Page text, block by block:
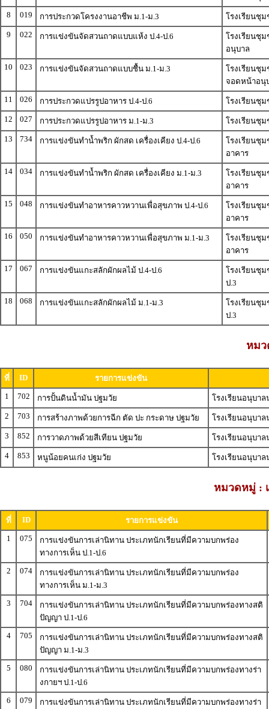
8
019 การประกวดโครงงานอาชีพ ม.1-ม.3
โรงเรียนชุ
9
022 การแข่งขันจัดสวนถาดแบบแห้ง ป.4-ป.6
โรงเรียนชุ
อนุบาล
10
023 การแข่งขันจัดสวนถาดแบบชื้น ม.1-ม.3
โรงเรียนชุ
จอดหน้าอนุ
11
026 การประกวดแปรรูปอาหาร ป.4-ป.6
โรงเรียนชุ
12
027 การประกวดแปรรูปอาหาร ม.1-ม.3
โรงเรียนชุ
13
734 การแข่งขันทำน้ำพริก ผักสด เครื่องเคียง ป.4-ป.6
โรงเรียนชุ
อาคาร
14
034 การแข่งขันทำน้ำพริก ผักสด เครื่องเคียง ม.1-ม.3
โรงเรียนชุ
อาคาร
15
048 การแข่งขันทำอาหารคาวหวานเพื่อสุขภาพ ป.4-ป.6
โรงเรียนชุ
อาคาร
16
050 การแข่งขันทำอาหารคาวหวานเพื่อสุขภาพ ม.1-ม.3
โรงเรียนชุ
อาคาร
17
067 การแข่งขันแกะสลักผักผลไม้ ป.4-ป.6
โรงเรียนชุ
ป.3
18
068 การแข่งขันแกะสลักผักผลไม้ ม.1-ม.3
โรงเรียนชุ
ป.3
หม
ที่ ID
รายการแข่งขัน
1
702 การปั้นดินน้ำมัน ปฐมวัย
โรงเรียนอนุบา
2
703 การสร้างภาพด้วยการฉีก ตัด ปะ กระดาษ ปฐมวัย
โรงเรียนอนุบา
3
852 การวาดภาพด้วยสีเทียน ปฐมวัย
โรงเรียนอนุบา
4
853 หนูน้อยคนเก่ง ปฐมวัย โรงเรียนอนุบา
หมวดหมู่ :
ที่ ID
รายการแข่งขัน
1
075
การแข่งขันการเล่านิทาน ประเภทนักเรียนที่มีความบกพร่อง
ทางการเห็น ป.1-ป.6
2
074
การแข่งขันการเล่านิทาน ประเภทนักเรียนที่มีความบกพร่อง
ทางการเห็น ม.1-ม.3
3
704
การแข่งขันการเล่านิทาน ประเภทนักเรียนที่มีความบกพร่องทางสติ
ปัญญา ป.1-ป.6
4
705
การแข่งขันการเล่านิทาน ประเภทนักเรียนที่มีความบกพร่องทางสติ
ปัญญา ม.1-ม.3
5
080
การแข่งขันการเล่านิทาน ประเภทนักเรียนที่มีความบกพร่องทางร่า
งกายฯ ป.1-ป.6
6
079
การแข่งขันการเล่านิทาน ประเภทนักเรียนที่มีความบกพร่องทางร่า